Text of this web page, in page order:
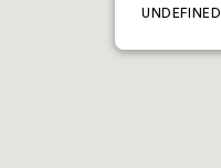
UNDEFINED